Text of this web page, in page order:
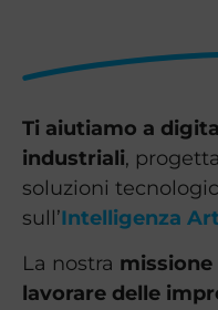
Ti aiutiamo a
industriali,
soluzioni
sull’Intelligenza
La nostra missione
lavorare delle